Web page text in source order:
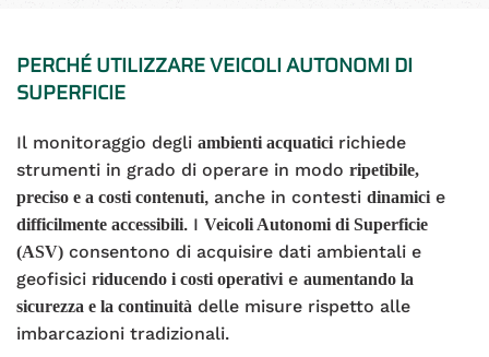
PERCHÉ UTILIZZARE VEICOLI AUTONOMI DI
SUPERFICIE
Il monitoraggio degli ambienti acquaticirichiede
strumenti in grado di operare in modo ripetibile,
preciso e a costi contenuti, anche in contesti dinamicie
difficilmente accessibili. I Veicoli Autonomi di Superficie
(ASV) consentono di acquisire dati ambientali e
geofisici riducendo i costi operativie aumentando la
sicurezza e la continuità delle misure rispetto alle
imbarcazioni tradizionali.